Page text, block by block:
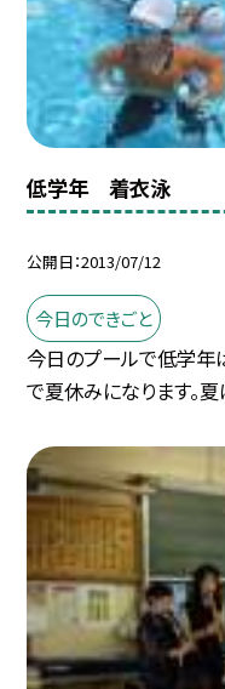
低学年 着衣泳
公開日 2013/07/12
今日のできごと
今日のプールで低学年
で夏休みになります。夏